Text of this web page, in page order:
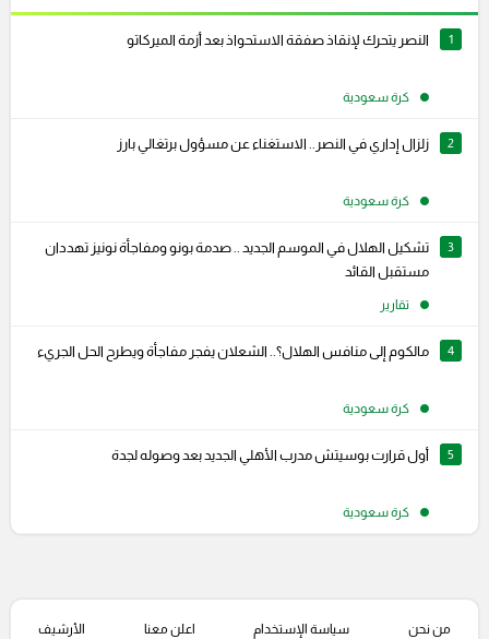
1 النصر يتحرك لإنقاذ صفقة الاستحواذ بعد أزمة الميركاتو
كرة سعودية
2 زلزال إداري في النصر.. الاستغناء عن مسؤول برتغالي بارز
كرة سعودية
3
تشكيل الهلال في الموسم الجديد .. صدمة بونو ومفاجأة نونيز تهددان
مستقبل القائد
تقارير
4 مالكوم إلى منافس الهلال؟.. الشعلان يفجر مفاجأة ويطرح الحل الجريء
كرة سعودية
5 أول قرارت بوسيتش مدرب الأهلي الجديد بعد وصوله لجدة
كرة سعودية
من نحن سياسة الإستخدام اعلن معنا الأرشيف